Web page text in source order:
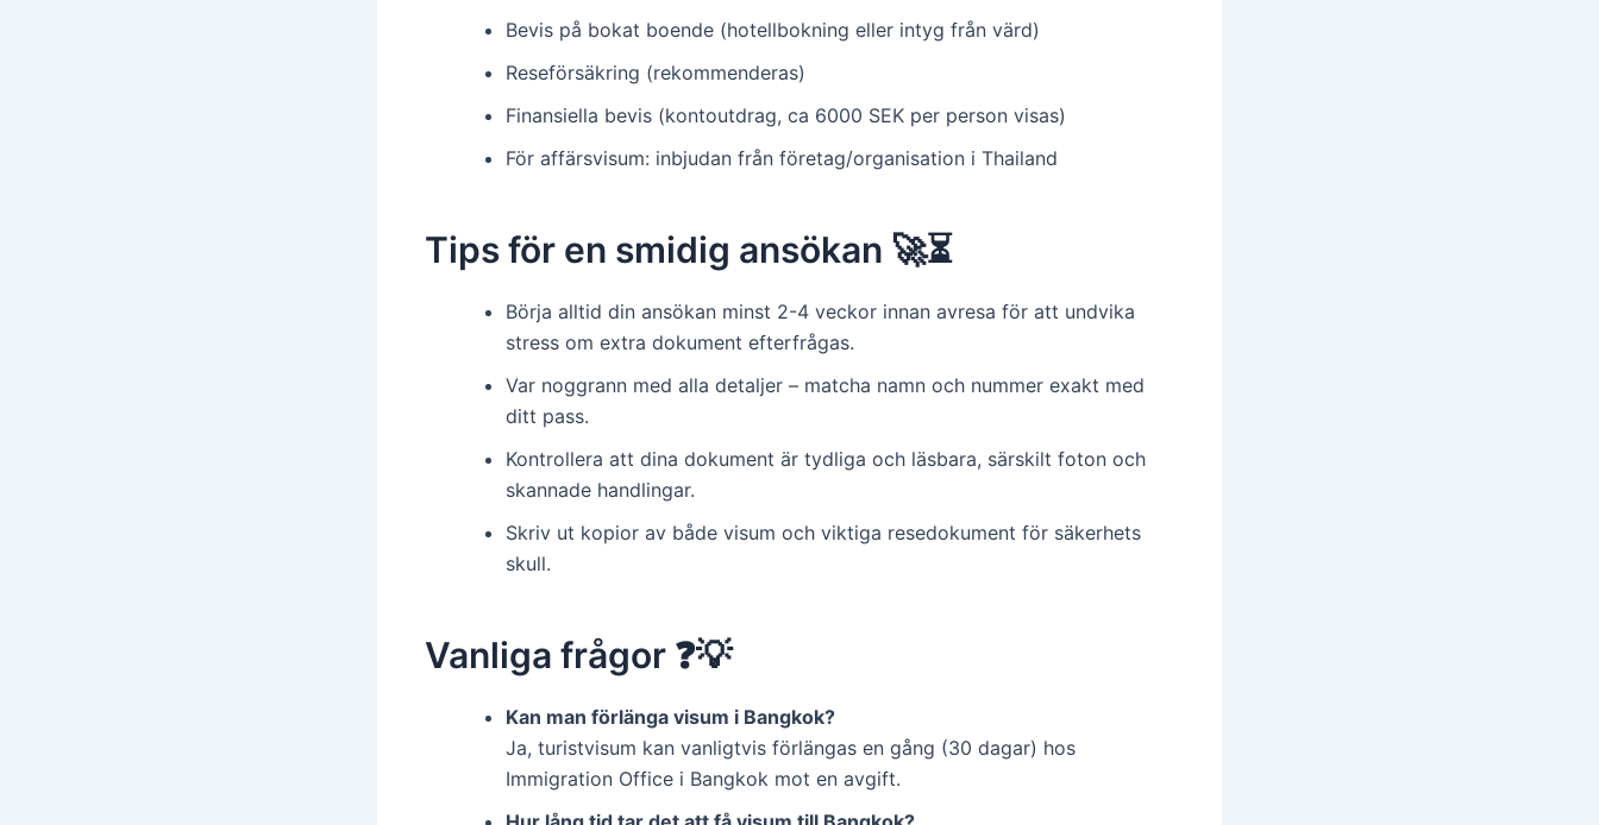
Bevis på bokat boende (hotellbokning eller intyg från värd)
Reseförsäkring (rekommenderas)
Finansiella bevis (kontoutdrag, ca 6000 SEK per person visas)
För affärsvisum: inbjudan från företag/organisation i Thailand
Tips för en smidig ansökan 🚀⏳
Börja alltid din ansökan minst 2-4 veckor innan avresa för att undvika
stress om extra dokument efterfrågas.
Var noggrann med alla detaljer – matcha namn och nummer exakt med
ditt pass.
Kontrollera att dina dokument är tydliga och läsbara, särskilt foton och
skannade handlingar.
Skriv ut kopior av både visum och viktiga resedokument för säkerhets
skull.
Vanliga frågor ❓💡
Kan man förlänga visum i Bangkok?
Ja, turistvisum kan vanligtvis förlängas en gång (30 dagar) hos
Immigration Office i Bangkok mot en avgift.